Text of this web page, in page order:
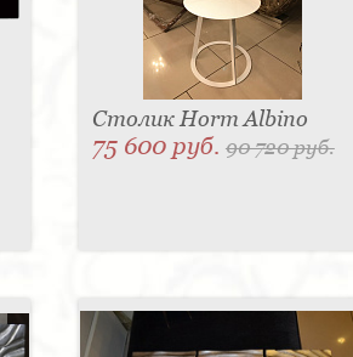
Столик Horm Albino
75 600 руб. 90 720 руб.